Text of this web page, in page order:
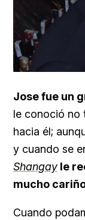
Jose fue un
le conoció no
hacia él;
y cuando se
Shangay le
mucho
Cuando